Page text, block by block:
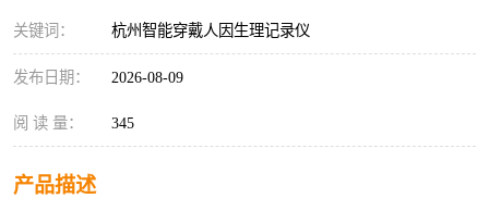
关键词： 杭州智能穿戴人因生理记录仪
发布日期： 2026-08-09
阅 读 量： 345
产品描述